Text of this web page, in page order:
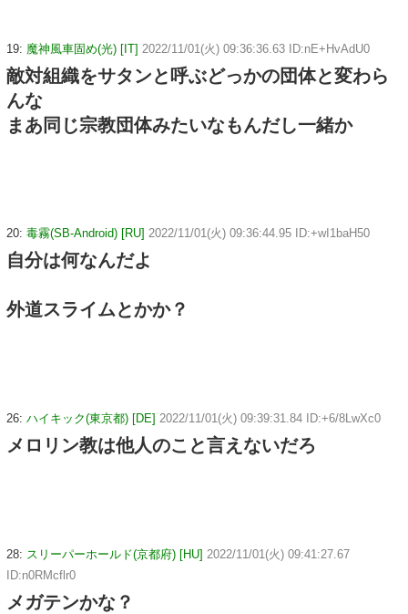
19: 魔神風車固め(光) [IT] 2022/11/01(火) 09:36:36.63 ID:nE+HvAdU0
敵対組織をサタンと呼ぶどっかの団体と変わら
んな
まあ同じ宗教団体みたいなもんだし一緒か
20: 毒霧(SB-Android) [RU] 2022/11/01(火) 09:36:44.95 ID:+wI1baH50
自分は何なんだよ
外道スライムとかか？
26: ハイキック(東京都) [DE] 2022/11/01(火) 09:39:31.84 ID:+6/8LwXc0
メロリン教は他人のこと言えないだろ
28: スリーパーホールド(京都府) [HU] 2022/11/01(火) 09:41:27.67
ID:n0RMcflr0
メガテンかな？